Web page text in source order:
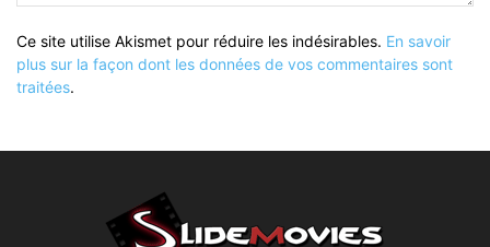
Ce site utilise Akismet pour réduire les indésirables. En savoir
plus sur la façon dont les données de vos commentaires sont
traitées.